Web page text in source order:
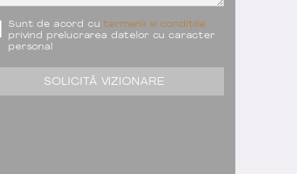
Sunt de acord cutermenii si condițiile
privind prelucrarea datelor cu caracter
personal
SOLICITĂ VIZIONARE